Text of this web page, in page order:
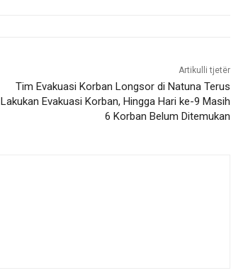
Artikulli tjetër
Tim Evakuasi Korban Longsor di Natuna Terus
Lakukan Evakuasi Korban, Hingga Hari ke-9 Masih
6 Korban Belum Ditemukan